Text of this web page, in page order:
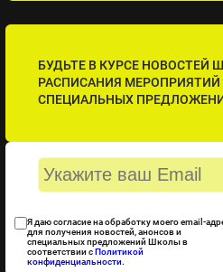
БУДЬТЕ В КУРСЕ НОВОСТЕЙ
РАСПИСАНИЯ МЕРОПРИЯТИЙ
СПЕЦИАЛЬНЫХ
Я даю согласие на обработку моего email-
для получения новостей, анонсов и
специальных предложений Школы в
соответствии сПолитикой
конфиденциальности.